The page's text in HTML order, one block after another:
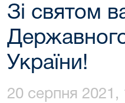
Зі святом
України!
20 серпня 2021,